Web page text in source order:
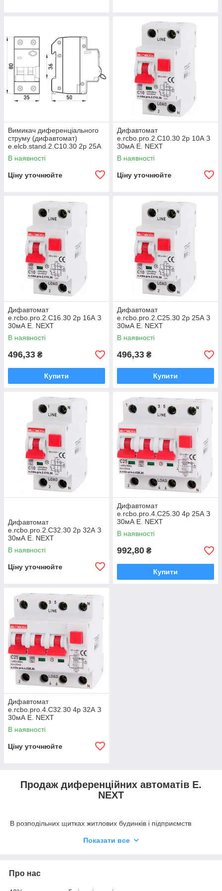
Вимикач диференціального
струму (дифавтомат)
e.elcb.stand.2.C10.30 2р 25А
C 30мА з розділеною
рукояткою
В наявності
Ціну уточнюйте
Дифавтомат
e.rcbo.pro.2.С10.30 2р 10А З
30мА E. NEXT
В наявності
Ціну уточнюйте
Дифавтомат
e.rcbo.pro.2.С16.30 2р 16А З
30мА E. NEXT
В наявності
496,33 ₴
Купити
Дифавтомат
e.rcbo.pro.2.С25.30 2р 25А З
30мА E. NEXT
В наявності
496,33 ₴
Купити
Дифавтомат
e.rcbo.pro.2.С32.30 2р 32А З
30мА E. NEXT
В наявності
Ціну уточнюйте
Дифавтомат
e.rcbo.pro.4.С25.30 4р 25А З
30мА E. NEXT
В наявності
992,80 ₴
Купити
Дифавтомат
e.rcbo.pro.4.С32.30 4р 32А З
30мА E. NEXT
В наявності
Ціну уточнюйте
Продаж диференційних автоматів E.
NEXT
В розподільних щитках житлових будинків і підприємств
призначені для захисту майна: нерухомості, техніки,
Диференційний автомат
Показати все
Про нас